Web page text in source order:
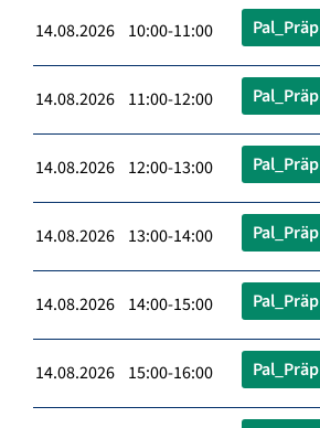
14.08.2026 10:00-11:00 Pal_Präp
14.08.2026 11:00-12:00 Pal_Präp
14.08.2026 12:00-13:00 Pal_Präp
14.08.2026 13:00-14:00 Pal_Präp
14.08.2026 14:00-15:00 Pal_Präp
14.08.2026 15:00-16:00 Pal_Präp